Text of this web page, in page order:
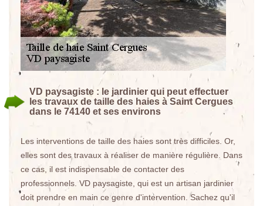
VD paysagiste : le jardinier qui peut effectuer
les travaux de taille des haies à Saint Cergues
dans le 74140 et ses environs
Les interventions de taille des haies sont très difficiles. Or,
elles sont des travaux à réaliser de manière régulière. Dans
ce cas, il est indispensable de contacter des
professionnels. VD paysagiste, qui est un artisan jardinier
doit prendre en main ce genre d'intervention. Sachez qu'il